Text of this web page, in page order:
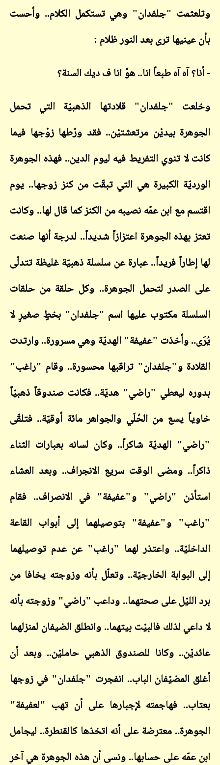
"جلفدان" وهي تستكمل الكلام.. وأحست
ترى بعد النور ظلام :
آه آه طبعاً انا.. هوَّ انا ف ديك السنة؟
"جلفدان" قلادتها الذهبيّة التي تحمل
بيديْن مرتعشتيْن.. فقد ورّطها زوْجها فيما
لا تنوي التفريط فيه ليوم الدين.. فهذه الجوهرة
الكبيرة هي التي تبقّت من كنز زوجها.. يوم
مع ابن عمّه نصيبه من الكنز كما قال لها.. وكانت
بهذه الجوهرة اعتزازاً شديداً.. لدرجة أنها صنعت
فريداً.. عبارة عن سلسلة ذهبيّة غليظة تتدلّى
لتحمل الجوهرة.. وكل حلقة من حلقات
مكتوب عليها اسم "جلفدان" بخطٍ صغيرٍ لا
وأخذت "عفيفة" الهديّة وهي مسرورة.. وارتدت
و"جلفدان" تراقبها محسورة.. وقام "راغب"
ليعطي "راضي" هديّة.. فكانت صندوقاً ذهبيّاً
يسع من الحُلَي والجواهر مائة أوقيّة.. فتلقّى
الهديّة شاكراً.. وكان لسانه بعبارات الثناء
ومضى الوقت سريع الانجراف.. وبعد العشاء
"راضي" و"عفيفة" في الانصراف.. فقام
و"عفيفة" بتوصيلهما إلى أبواب القاعة
واعتذر لهما "راغب" عن عدم توصيلهما
الخارجيّة.. وتعلّل بأنه وزوجته يخافا من
على صحتهما.. وداعب "راضي" وزوجته بأنه
لذلك فالبيْت بيتهما.. وانطلق الضيفان لمنزلهما
وكانا للصندوق الذهبي حامليْن.. وبعد أن
المضيّفان الباب.. انفجرت "جلفدان" في زوجها
فهاجمته لإجبارها على أن تهب "لعفيفة"
معترضة على أنه اتخذها كالقنطرة.. ليجامل
على حسابها.. ونسى أن هذه الجوهرة هي آخر